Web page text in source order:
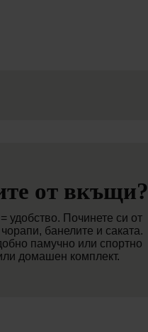
от вкъщи?
удобство. Починете си от
банелите и саката.
памучно или спортно
домашен комплект.